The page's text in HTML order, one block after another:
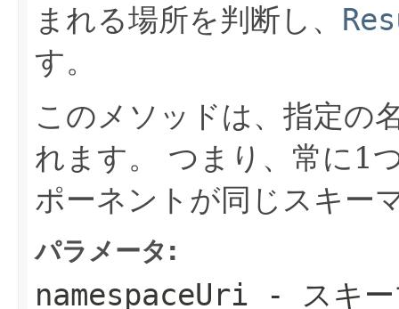
まれる場所を判断し、
す。
このメソッドは、指定の
れます。
つまり、常に1
ポーネントが同じスキー
パラメータ:
namespaceUri - スキー